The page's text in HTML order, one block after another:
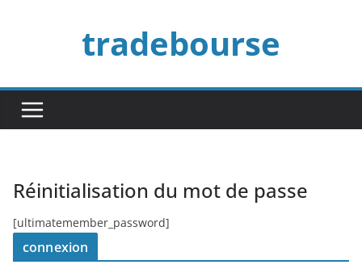
tradebourse
Réinitialisation du mot de passe
[ultimatemember_password]
connexion